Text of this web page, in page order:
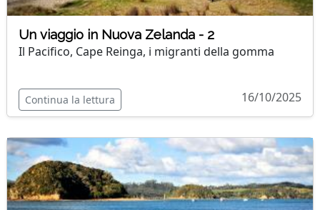
Un viaggio in Nuova Zelanda - 2
Il Pacifico, Cape Reinga, i migranti della gomma
Continua la lettura 16/10/2025